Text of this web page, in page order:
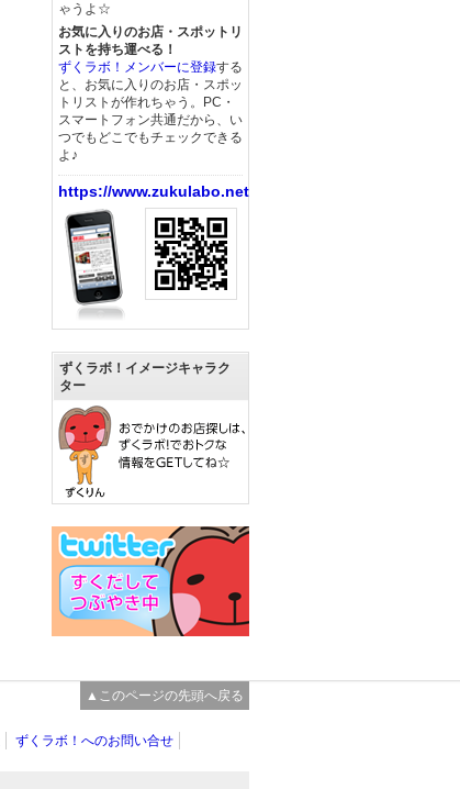
ゃうよ☆
お気に入りのお店・スポットリ
ストを持ち運べる！
ずくラボ！メンバーに登録する
と、お気に入りのお店・スポッ
トリストが作れちゃう。PC・
スマートフォン共通だから、い
つでもどこでもチェックできる
よ♪
https://www.zukulabo.net/
ずくラボ！イメージキャラク
ター
▲このページの先頭へ戻る
ずくラボ！へのお問い合せ